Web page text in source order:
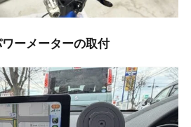
ワーメーターの取付